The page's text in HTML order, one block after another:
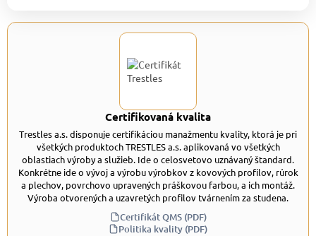
Certifikovaná kvalita
Trestles a.s. disponuje certifikáciou manažmentu kvality, ktorá je pri
všetkých produktoch TRESTLES a.s. aplikovaná vo všetkých
oblastiach výroby a služieb. Ide o celosvetovo uznávaný štandard.
Konkrétne ide o vývoj a výrobu výrobkov z kovových profilov, rúrok
a plechov, povrchovo upravených práškovou farbou, a ich montáž.
Výroba otvorených a uzavretých profilov tvárnením za studena.
Certifikát QMS (PDF)
Politika kvality (PDF)